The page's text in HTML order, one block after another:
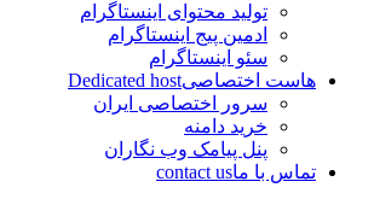
تولید محتوای اینستاگرام
ادمین پیج اینستاگرام
سئو اینستاگرام
هاست اختصاصیDedicated host
سرور اختصاصی ایران
خرید دامنه
پنل پیامک وب نگاران
تماس با ماcontact us